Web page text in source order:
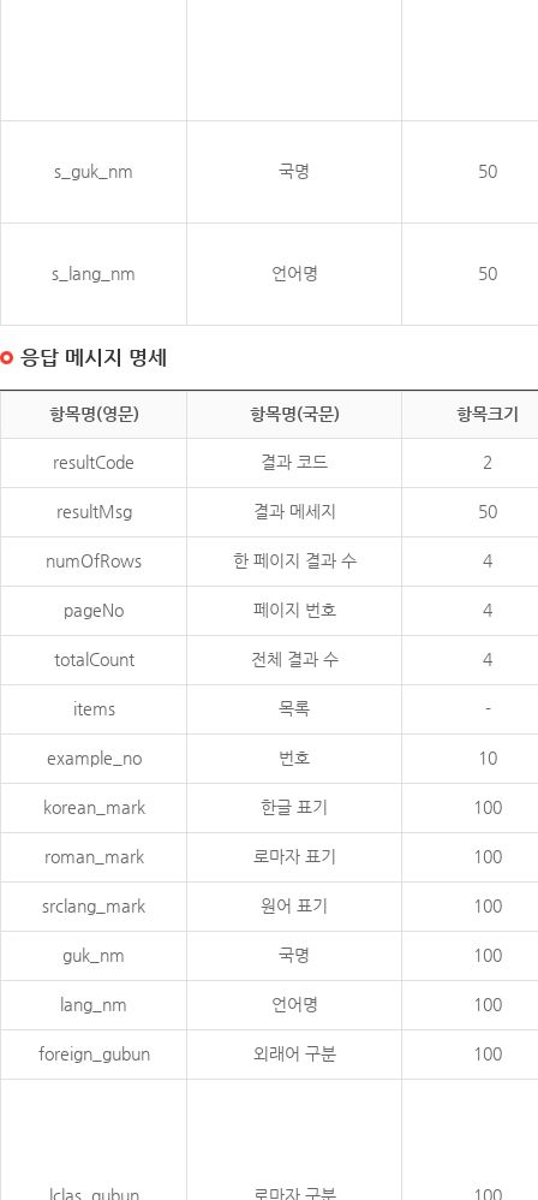
s_guk_nm 국명 50
s_lang_nm 언어명 50
응답 메시지 명세
항목명(영문) 항목명(국문) 항목크기
resultCode 결과 코드 2
resultMsg 결과 메세지 50
numOfRows 한 페이지 결과 수 4
pageNo 페이지 번호 4
totalCount 전체 결과 수 4
items 목록 -
example_no 번호 10
korean_mark 한글 표기 100
roman_mark 로마자 표기 100
srclang_mark 원어 표기 100
guk_nm 국명 100
lang_nm 언어명 100
foreign_gubun 외래어 구분 100
lclas_gubun 로마자 구분 100